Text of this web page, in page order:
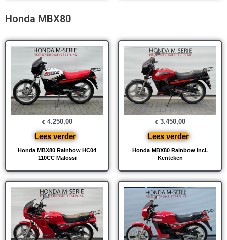
Honda MBX80
Honda MBX80 Rainbow HC04
110CC Malossi
€ 4.250,00
Lees verder
Honda MBX80 Rainbow incl.
Kenteken
€ 3.450,00
Lees verder